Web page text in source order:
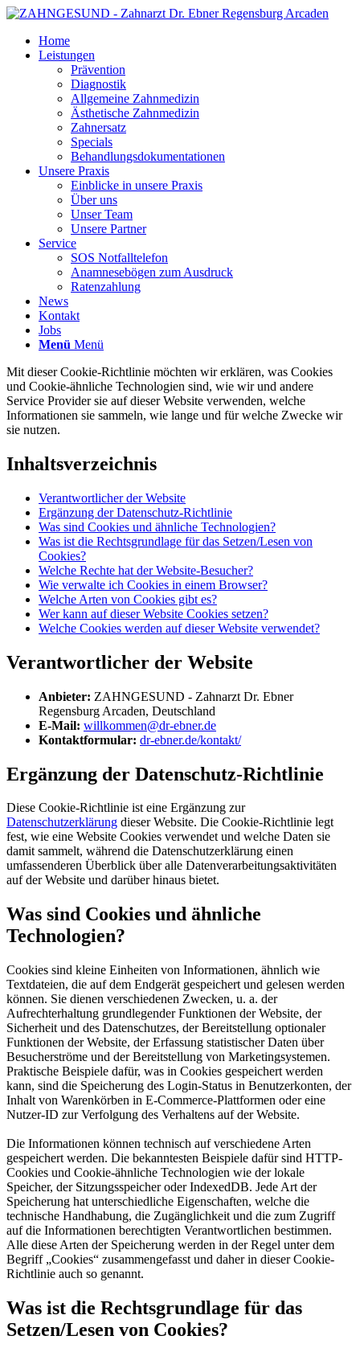
Home
Leistungen
Prävention
Diagnostik
Allgemeine Zahnmedizin
Ästhetische Zahnmedizin
Zahnersatz
Specials
Behandlungsdokumentationen
Unsere Praxis
Einblicke in unsere Praxis
Über uns
Unser Team
Unsere Partner
Service
SOS Notfalltelefon
Anamnesebögen zum Ausdruck
Ratenzahlung
News
Kontakt
Jobs
Menü Menü
Mit dieser Cookie-Richtlinie möchten wir erklären, was Cookies
und Cookie-ähnliche Technologien sind, wie wir und andere
Service Provider sie auf dieser Website verwenden, welche
Informationen sie sammeln, wie lange und für welche Zwecke wir
sie nutzen.
Inhaltsverzeichnis
Verantwortlicher der Website
Ergänzung der Datenschutz-Richtlinie
Was sind Cookies und ähnliche Technologien?
Was ist die Rechtsgrundlage für das Setzen/Lesen von
Cookies?
Welche Rechte hat der Website-Besucher?
Wie verwalte ich Cookies in einem Browser?
Welche Arten von Cookies gibt es?
Wer kann auf dieser Website Cookies setzen?
Welche Cookies werden auf dieser Website verwendet?
Verantwortlicher der Website
Anbieter: ZAHNGESUND - Zahnarzt Dr. Ebner
Regensburg Arcaden, Deutschland
E-Mail: willkommen@dr-ebner.de
Kontaktformular: dr-ebner.de/kontakt/
Ergänzung der Datenschutz-Richtlinie
Diese Cookie-Richtlinie ist eine Ergänzung zur
Datenschutzerklärung dieser Website. Die Cookie-Richtlinie legt
fest, wie eine Website Cookies verwendet und welche Daten sie
damit sammelt, während die Datenschutzerklärung einen
umfassenderen Überblick über alle Datenverarbeitungsaktivitäten
auf der Website und darüber hinaus bietet.
Was sind Cookies und ähnliche
Technologien?
Cookies sind kleine Einheiten von Informationen, ähnlich wie
Textdateien, die auf dem Endgerät gespeichert und gelesen werden
können. Sie dienen verschiedenen Zwecken, u. a. der
Aufrechterhaltung grundlegender Funktionen der Website, der
Sicherheit und des Datenschutzes, der Bereitstellung optionaler
Funktionen der Website, der Erfassung statistischer Daten über
Besucherströme und der Bereitstellung von Marketingsystemen.
Praktische Beispiele dafür, was in Cookies gespeichert werden
kann, sind die Speicherung des Login-Status in Benutzerkonten, der
Inhalt von Warenkörben in E-Commerce-Plattformen oder eine
Nutzer-ID zur Verfolgung des Verhaltens auf der Website.
Die Informationen können technisch auf verschiedene Arten
gespeichert werden. Die bekanntesten Beispiele dafür sind HTTP-
Cookies und Cookie-ähnliche Technologien wie der lokale
Speicher, der Sitzungsspeicher oder IndexedDB. Jede Art der
Speicherung hat unterschiedliche Eigenschaften, welche die
technische Handhabung, die Zugänglichkeit und die zum Zugriff
auf die Informationen berechtigten Verantwortlichen bestimmen.
Alle diese Arten der Speicherung werden in der Regel unter dem
Begriff „Cookies“ zusammengefasst und daher in dieser Cookie-
Richtlinie auch so genannt.
Was ist die Rechtsgrundlage für das
Setzen/Lesen von Cookies?